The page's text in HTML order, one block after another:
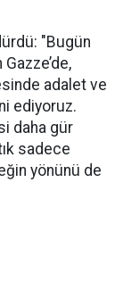
"Bugün
adalet ve
ediyoruz.
daha gür
sadece
yönünü de